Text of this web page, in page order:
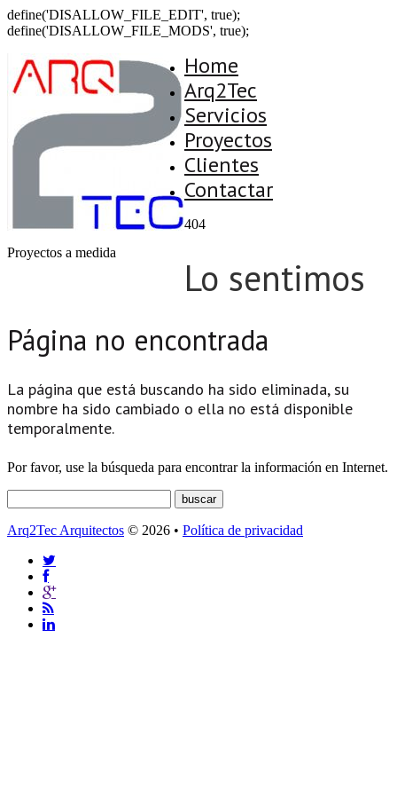
define('DISALLOW_FILE_EDIT', true);
define('DISALLOW_FILE_MODS', true);
Proyectos a medida
Home
Arq2Tec
Servicios
Proyectos
Clientes
Contactar
404
Lo sentimos
Página no encontrada
La página que está buscando ha sido eliminada, su
nombre ha sido cambiado o ella no está disponible
temporalmente.
Por favor, use la búsqueda para encontrar la información en Internet.
Arq2Tec Arquitectos © 2026 • Política de privacidad